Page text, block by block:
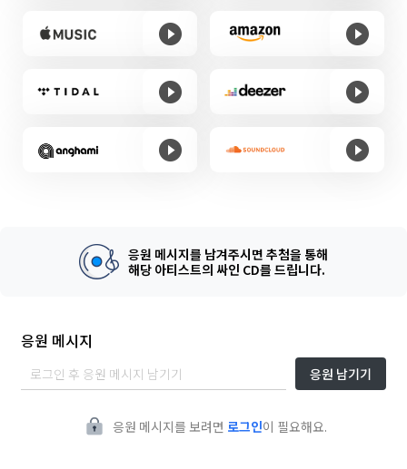
응원 메시지를 남겨주시면 추첨을 통해
해당 아티스트의 싸인 CD를 드립니다.
응원 메시지
응원 남기기
응원 메시지를 보려면 로그인이 필요해요.